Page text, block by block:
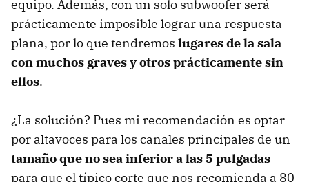
equipo. Además, con un solo subwoofer será
prácticamente imposible lograr una respuesta
plana, por lo que tendremos lugares de la sala
con muchos graves y otros prácticamente sin
ellos.
¿La solución? Pues mi recomendación es optar
por altavoces para los canales principales de un
tamaño que no sea inferior a las 5 pulgadas
para que el típico corte que nos recomienda a 80